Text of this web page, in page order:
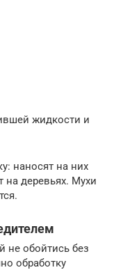
жидкости и
наносят на них
деревьях. Мухи
не обойтись без
обработку